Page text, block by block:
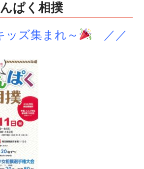
ぱく相撲
ズ集まれ～ ／／